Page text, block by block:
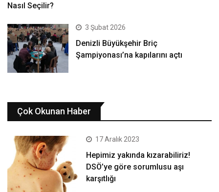
Nasıl Seçilir?
3 Şubat 2026
Denizli Büyükşehir Briç
Şampiyonası’na kapılarını açtı
Çok Okunan Haber
17 Aralık 2023
Hepimiz yakında kızarabiliriz!
DSÖ’ye göre sorumlusu aşı
karşıtlığı